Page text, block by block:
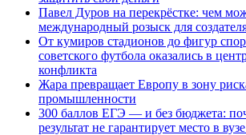
Павел Дуров на перекрёстке: чем
международный розыск для
От кумиров стадионов до фигур
советского футбола оказались в
конфликта
Жара превращает Европу в зону
промышленности
300 баллов ЕГЭ — и без бюджета:
результат не гарантирует место в